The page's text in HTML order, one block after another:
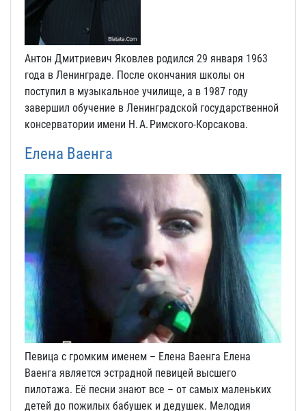
Антон Дмитриевич Яковлев родился 29 января 1963
года в Ленинграде. После окончания школы он
поступил в музыкальное училище, а в 1987 году
завершил обучение в Ленинградской государственной
консерватории имени Н. А. Римского‑Корсакова.
Елена Ваенга
Певица с громким именем – Елена Ваенга Елена
Ваенга является эстрадной певицей высшего
пилотажа. Её песни знают все – от самых маленьких
детей до пожилых бабушек и дедушек. Мелодия